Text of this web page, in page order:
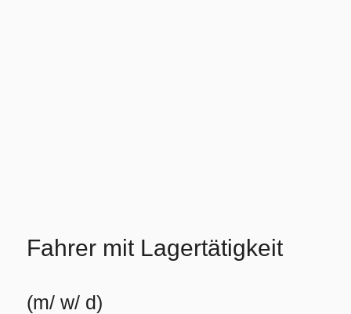
Fahrer mit Lagertätigkeit
(m/ w/ d)